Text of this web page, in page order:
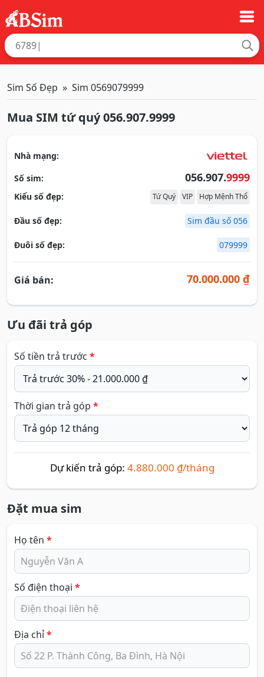
Sim Số Đẹp Sim 0569079999
Mua SIM tứ quý 056.907.9999
Nhà mạng:
Số sim:
056.907.9999
Kiểu số đẹp: Tứ Quý VIP Hợp Mệnh Thổ
Đầu số đẹp: Sim đầu số 056
Đuôi số đẹp: 079999
Giá bán: 70.000.000 ₫
Ưu đãi trả góp
Số tiền trả trước *
Thời gian trả góp *
Dự kiến trả góp: 4.880.000 ₫/tháng
Đặt mua sim
Họ tên *
Số điện thoại *
Địa chỉ*